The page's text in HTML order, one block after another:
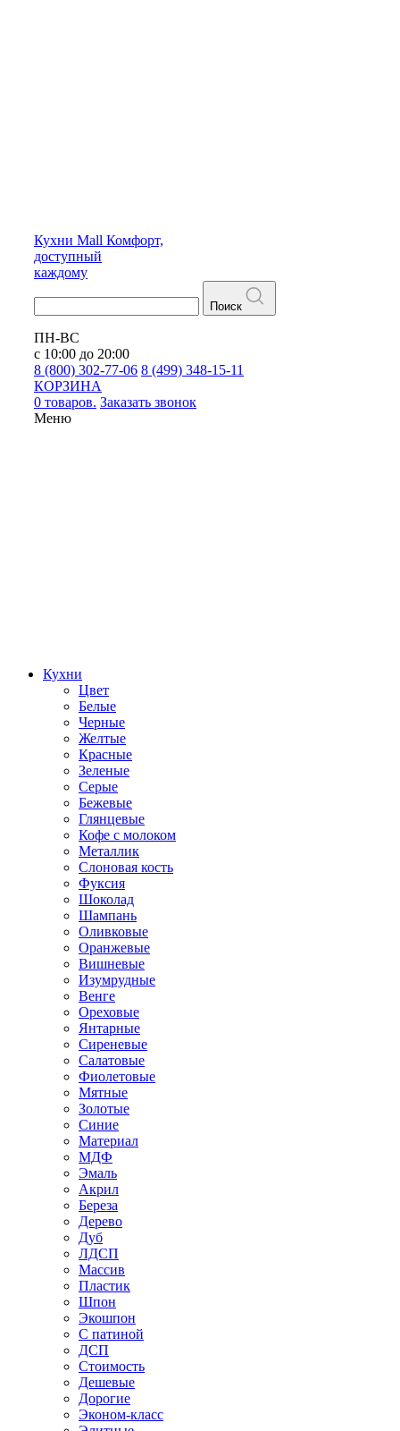
Кухни Mall Комфорт,
доступный
каждому
Поиск
ПН-ВС
с 10:00 до 20:00
8 (800) 302-77-06 8 (499) 348-15-11
КОРЗИНА
0 товаров. Заказать звонок
Меню
Кухни
Цвет
Белые
Черные
Желтые
Красные
Зеленые
Серые
Бежевые
Глянцевые
Кофе с молоком
Металлик
Слоновая кость
Фуксия
Шоколад
Шампань
Оливковые
Оранжевые
Вишневые
Изумрудные
Венге
Ореховые
Янтарные
Сиреневые
Салатовые
Фиолетовые
Мятные
Золотые
Синие
Материал
МДФ
Эмаль
Акрил
Береза
Дерево
Дуб
ЛДСП
Массив
Пластик
Шпон
Экошпон
С патиной
ДСП
Стоимость
Дешевые
Дорогие
Эконом-класс